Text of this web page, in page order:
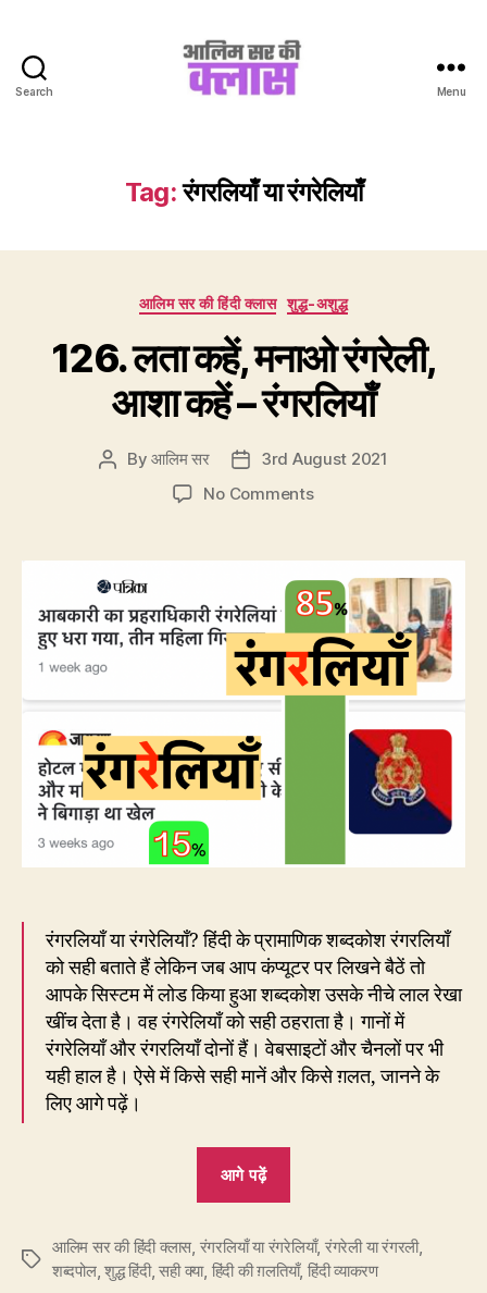
Search
Class
Menu
Tag:रंगरलियाँ या रंगरेलियाँ
Categories
आलिम सर की हिंदी क्लास शुद्ध-अशुद्ध
126. लता कहें, मनाओ रंगरेली,
आशा कहें – रंगरलियाँ
PostByआलिम सर
Post3rd August 2021
No Commentson
कहें,
मनाओ
रंगरेली,
आशा
कहें
–
रंगरलियाँ
रंगरलियाँ या रंगरेलियाँ? हिंदी के प्रामाणिक शब्दकोश रंगरलियाँ
को सही बताते हैं लेकिन जब आप कंप्यूटर पर लिखने बैठें तो
आपके सिस्टम में लोड किया हुआ शब्दकोश उसके नीचे लाल रेखा
खींच देता है। वह रंगरेलियाँ को सही ठहराता है। गानों में
रंगरेलियाँ और रंगरलियाँ दोनों हैं। वेबसाइटों और चैनलों पर भी
यही हाल है। ऐसे में किसे सही मानें और किसे ग़लत, जानने के
लिए आगे पढ़ें।
आगे पढ़ें
मनाओ
रंगरेली,
Tags
आलिम सर की हिंदी क्लास, रंगरलियाँ या रंगरेलियाँ, रंगरेली या रंगरली,
शब्दपोल,शुद्ध हिंदी,सही क्या, हिंदी की ग़लतियाँ, हिंदी व्याकरण